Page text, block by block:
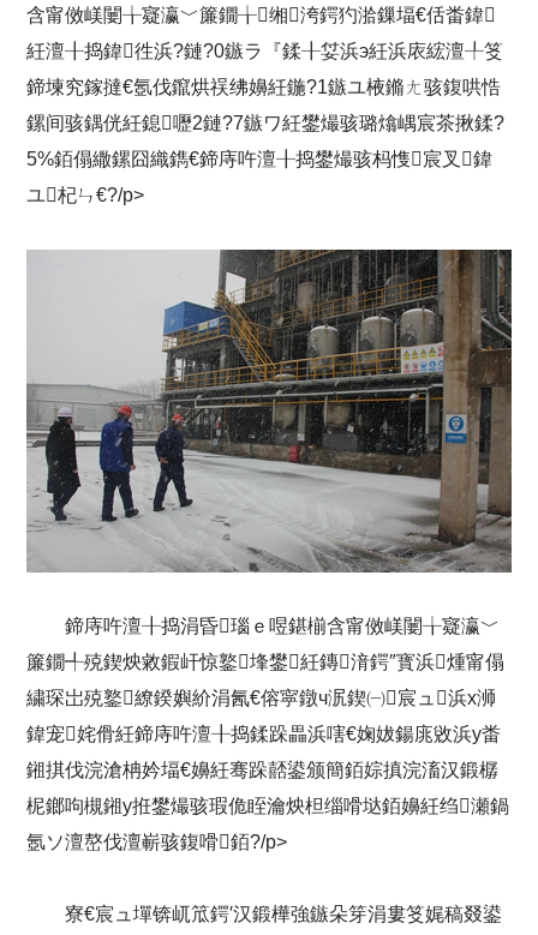
含甯傚嵄闄╁寲瀛﹀簾鐗╁缃洿鍔犳湁鏁堛€佸畨鍏
紝澶╂捣鍏徃浜?鏈?0鏃ラ『鍒╂姇浜э紝浜庡綋澶╀笅
鍗堜究鎵撻€氬伐鑹烘祦绋嬶紝鍦?1鏃ユ棭鏅ㄤ骇鍑哄悎
鏍间骇鍝侊紝鎴嚦2鏈?7鏃ワ紝鐢熶骇璐熻嵎宸茶揪鍒?
5%銆傝繖鏍囧織鐫€鍗庤吘澶╂捣鐢熶骇杩愯宸叉鍏
ユ杞ㄣ€?/p>
鍗庤吘澶╂捣涓昏瑙ｅ喅鍖椾含甯傚嵄闄╁寲瀛﹀
簾鐗╃殑鍥炴敹鍜屽惊鐜埄鐢紝鏄湇鍔″寳浜煄甯傝
繍琛岀殑鐜繚鍨嬩紒涓氥€傛寜鐓ч泦鍥㈠宸ュ浜х浉
鍏宠姹傦紝鍗庤吘澶╂捣鍒跺畾浜嗐€婅妭鍚庣敓浜у畨
鎺掑伐浣滄柟妗堛€嬶紝骞跺嚭鍙颁簡銆婃搷浣滀汉鍛樼
柅鎯呴槻鎺у拰鐢熶骇瑕佹眰瀹炴柦缁嗗垯銆嬶紝绉瀬鍋
氬ソ澶嶅伐澶嶄骇鍑嗗銆?/p>
寮€宸ュ墠锛屼笟鍔′汉鍛樺強鏃朵笌涓婁笅娓稿叕鍙